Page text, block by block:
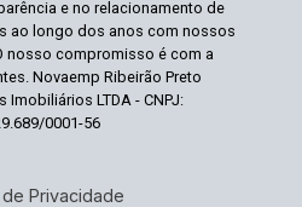
e no relacionamento de
ao longo dos anos com nossos
nosso compromisso é com a
Novaemp Ribeirão Preto
Imobiliários LTDA - CNPJ:
0001-56
Privacidade